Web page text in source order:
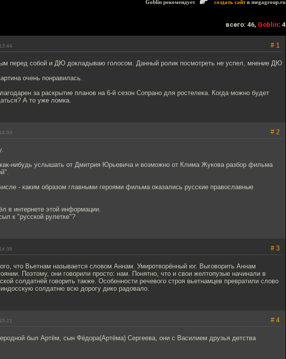
Goblin рекомендует создать сайтв megagroup.ru
всего: 46, Goblin: 4
# 1
перед собой и ДЮ докладываю голосом. Данный ролик посмотреть не успел, мнение ДЮ
очень понравилась.
за раскрытие планов на 6-й сезон Сопрано для ростелека. Когда можно будет
А то уже ломка.
# 2
нибудь услышать от Дмитрия Юрьевича и возможно от Клима Жукова разбор фильма
- каким образом главными героями фильма оказались русские православные
в интернете этой информации.
к "русской рулетке"?
# 3
что Вьетнам называется словом Аннам. Умиротворённый юг. Выговорить Аннам
Поэтому, они говорили просто: нам. Понятно, что и свои желтопузые начинали в
солдатнёй говорить также. Особенности речевого строя вьетнамцев превратили слово
солдатню всю дорогу дико радовало.
# 4
был Артём, сын Фёдора(Артёма) Сергеева, они с Василием друзья детства